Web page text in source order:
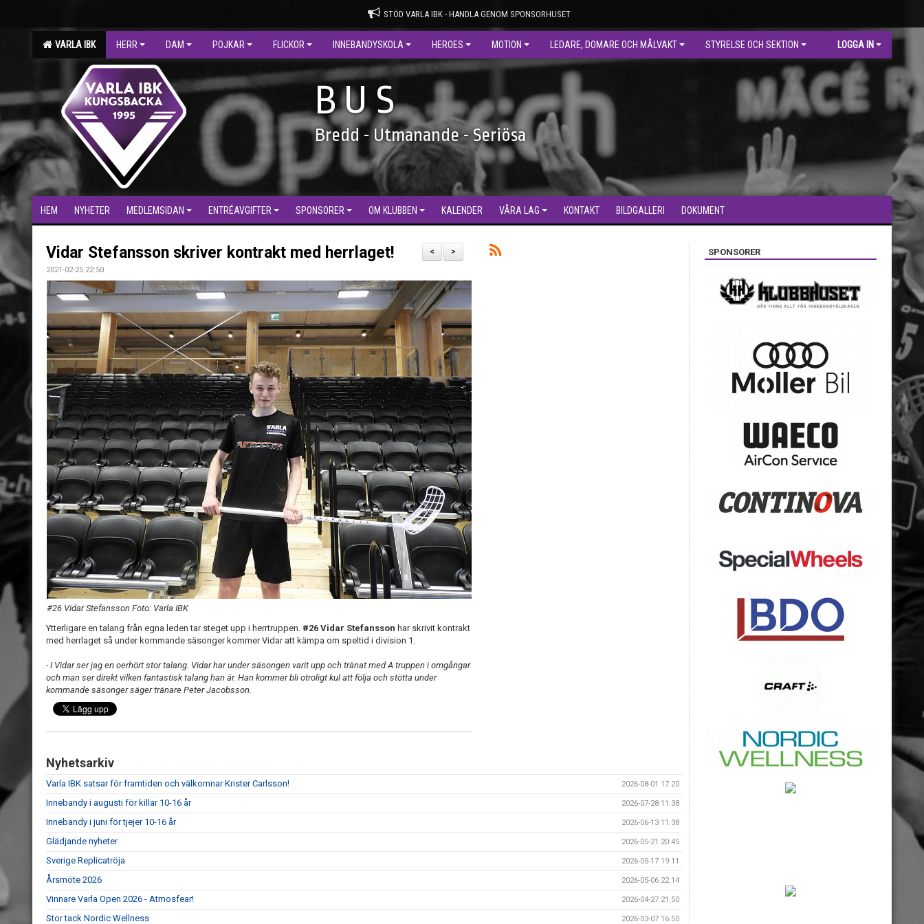
STÖD VARLA IBK - HANDLA GENOM SPONSORHUSET
VARLA IBK HERR DAM POJKAR FLICKOR INNEBANDYSKOLA HEROES MOTION LEDARE, DOMARE OCH MÅLVAKT STYRELSE OCH SEKTION LOGGA IN
B U S
Bredd - Utmanande - Seriösa
HEM NYHETER MEDLEMSIDAN ENTRÉAVGIFTER SPONSORER OM KLUBBEN KALENDER VÅRA LAG KONTAKT BILDGALLERI DOKUMENT
>
<
Vidar Stefansson skriver kontrakt med herrlaget!
2021-02-25 22:50
#26 Vidar Stefansson Foto: Varla IBK
Ytterligare en talang från egna leden tar steget upp i herrtruppen. #26 Vidar Stefansson har skrivit kontrakt
med herrlaget så under kommande säsonger kommer Vidar att kämpa om speltid i division 1.
- I Vidar ser jag en oerhört stor talang. Vidar har under säsongen varit upp och tränat med A truppen i omgångar
och man ser direkt vilken fantastisk talang han är. Han kommer bli otroligt kul att följa och stötta under
kommande säsonger säger tränare Peter Jacobsson.
Nyhetsarkiv
Varla IBK satsar för framtiden och välkomnar Krister Carlsson! 2026-08-01 17:20
Innebandy i augusti för killar 10-16 år 2026-07-28 11:38
Innebandy i juni för tjejer 10-16 år 2026-06-13 11:38
Glädjande nyheter 2026-05-21 20:45
Sverige Replicatröja 2026-05-17 19:11
Årsmöte 2026 2026-05-06 22:14
Vinnare Varla Open 2026 - Atmosfear! 2026-04-27 21:50
Stor tack Nordic Wellness 2026-03-07 16:50
SPONSORER